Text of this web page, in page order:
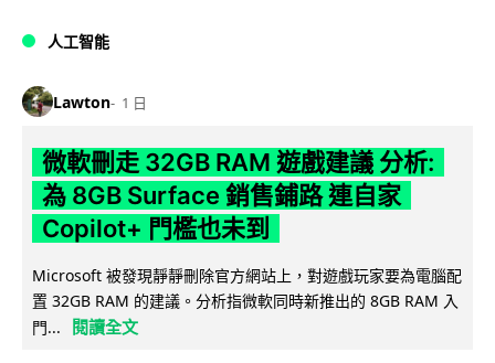
人工智能
Lawton 1 日
微軟刪走 32GB RAM 遊戲建議 分析:
為 8GB Surface 銷售鋪路 連自家
Copilot+ 門檻也未到
Microsoft 被發現靜靜刪除官方網站上，對遊戲玩家要為電腦配
置 32GB RAM 的建議。分析指微軟同時新推出的 8GB RAM 入
門...
閱讀全文